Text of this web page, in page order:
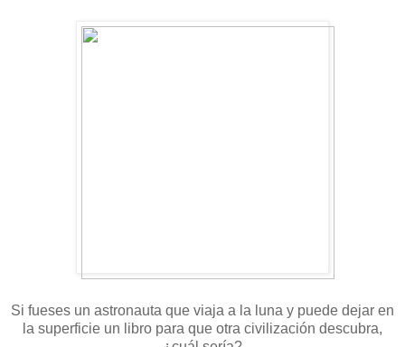
Si fueses un astronauta que viaja a la luna y puede dejar en
la superficie un libro para que otra civilización descubra,